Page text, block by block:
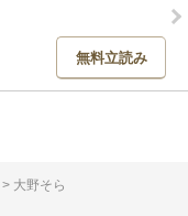
無料立読み
大野そら